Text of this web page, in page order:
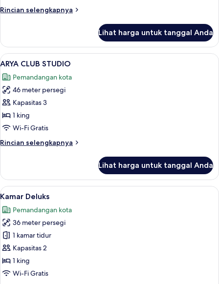
Rincian selengkapnya
Rincian
ARYA
CLUB
PREMIER
Lihat harga untuk tanggal Anda
Lihat
semua
foto
untuk
ARYA
CLUB
STUDIO
ARYA CLUB STUDIO | Seprai
3
ARYA CLUB STUDIO
Pemandangan kota
46 meter persegi
Kapasitas 3
1 king
Wi-Fi Gratis
Rincian selengkapnya
Rincian
ARYA
CLUB
STUDIO
Lihat harga untuk tanggal Anda
Lihat
semua
foto
untuk
Kamar
Deluks
Kamar Deluks | Seprai premium,
3
Kamar Deluks
Pemandangan kota
36 meter persegi
1 kamar tidur
Kapasitas 2
1 king
Wi-Fi Gratis